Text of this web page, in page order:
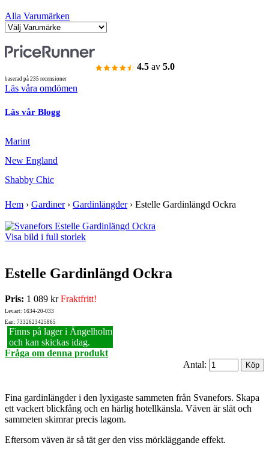
Alla Varumärken
4.5 av 5.0
baserad på 235 recensioner
Läs våra omdömen
Läs vår Blogg
Marint
New England
Shabby Chic
Hem › Gardiner› Gardinlängder› Estelle Gardinlängd Ockra
Visa bild i full storlek
Estelle Gardinlängd Ockra
Pris: 1 089 krFraktfritt!
Lev.art: 1634-20-033
Ean: 7332623425865
Finns på lager i Ängelholm
och kan skickas idag.
Fråga om denna produkt
Antal:
Fina gardinlängder i den lyxigaste sammeten från Svanefors. Skapa
ett vackert blickfång och en härlig hotellkänsla. Väven är slät och
sammeten skimrar precis lagom.
Eftersom väven är så tät ger den viss mörkläggande effekt.